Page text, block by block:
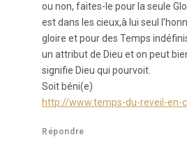
ou non, faites-le pour la seule
est dans les cieux,à lui seul
gloire et pour des Temps
un attribut de Dieu et on peut
signifie Dieu qui pourvoit.
Soit béni(e)
http://www.temps-du-reveil-en-
Répondre